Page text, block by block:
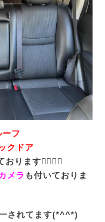
ーフ
クドア
ります💁‍♀️✨✨
メラ も付いておりま
されてます(*^^*)